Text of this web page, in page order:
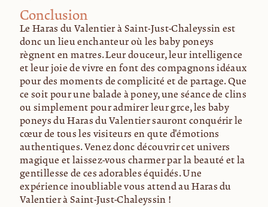
Conclusion
Le Haras du Valentier à Saint-Just-Chaleyssin est
donc un lieu enchanteur où les baby poneys
règnent en maîtres. Leur douceur, leur intelligence
et leur joie de vivre en font des compagnons idéaux
pour des moments de complicité et de partage. Que
ce soit pour une balade à poney, une séance de câlins
ou simplement pour admirer leur grâce, les baby
poneys du Haras du Valentier sauront conquérir le
cœur de tous les visiteurs en quête d'émotions
authentiques. Venez donc découvrir cet univers
magique et laissez-vous charmer par la beauté et la
gentillesse de ces adorables équidés. Une
expérience inoubliable vous attend au Haras du
Valentier à Saint-Just-Chaleyssin !